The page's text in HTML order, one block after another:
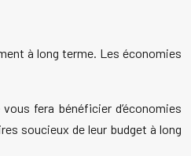
à long terme. Les économies
fera bénéficier d’économies
soucieux de leur budget à long